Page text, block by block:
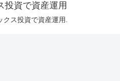
投資で資産運用
ス投資で資産運用.